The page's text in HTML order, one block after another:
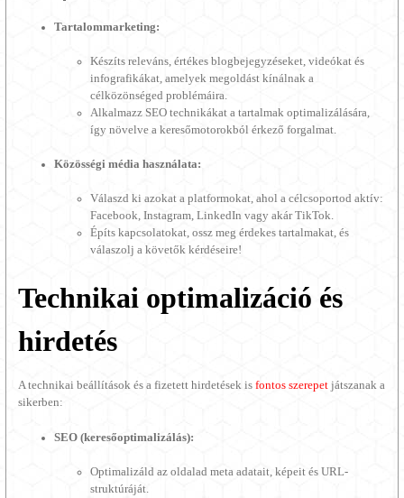
Tartalommarketing:
Készíts releváns, értékes blogbejegyzéseket, videókat és
infografikákat, amelyek megoldást kínálnak a
célközönséged problémáira.
Alkalmazz SEO technikákat a tartalmak optimalizálására,
így növelve a keresőmotorokból érkező forgalmat.
Közösségi média használata:
Válaszd ki azokat a platformokat, ahol a célcsoportod aktív:
Facebook, Instagram, LinkedIn vagy akár TikTok.
Építs kapcsolatokat, ossz meg érdekes tartalmakat, és
válaszolj a követők kérdéseire!
Technikai optimalizáció és
hirdetés
A technikai beállítások és a fizetett hirdetések isfontos szerepet játszanak a
sikerben:
SEO (keresőoptimalizálás):
Optimalizáld az oldalad meta adatait, képeit és URL-
struktúráját.